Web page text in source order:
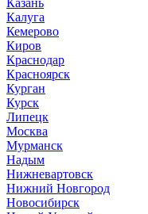
Казань
Калуга
Кемерово
Киров
Краснодар
Красноярск
Курган
Курск
Липецк
Москва
Мурманск
Надым
Нижневартовск
Нижний Новгород
Новосибирск